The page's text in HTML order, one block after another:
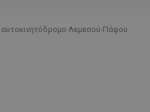
αυτοκινητόδρομο Λεμεσού-Πάφου